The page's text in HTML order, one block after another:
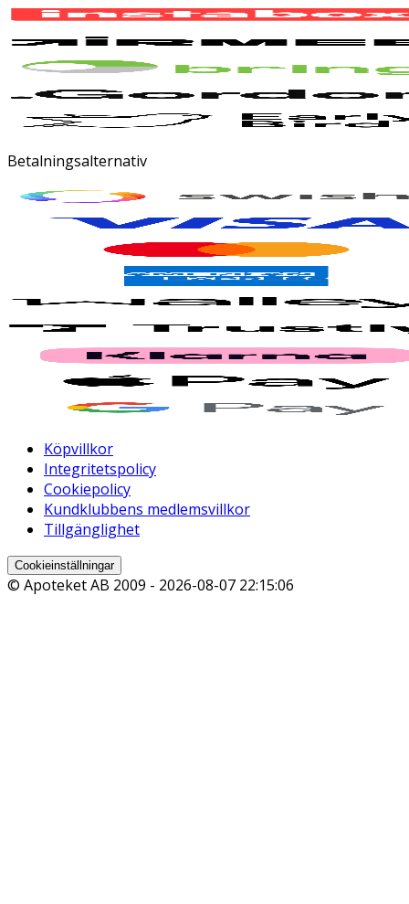
Betalningsalternativ
Köpvillkor
Integritetspolicy
Cookiepolicy
Kundklubbens medlemsvillkor
Tillgänglighet
Cookieinställningar
© Apoteket AB 2009 - 2026-08-07 22:15:06